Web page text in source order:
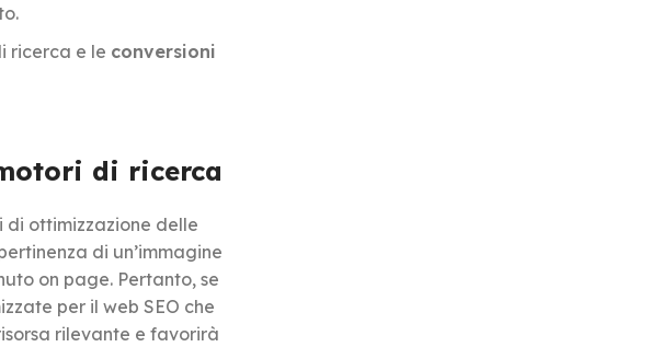
ricerca e le conversioni
di ricerca
di ottimizzazione delle
di un’immagine
on page. Pertanto, se
per il web SEO che
rilevante e favorirà